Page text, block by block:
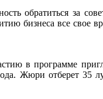
обратиться за
бизнеса все свое
в программе
Жюри отберет 35